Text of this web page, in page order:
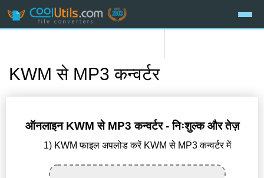
KWM से MP3 कन्वर्टर
ऑनलाइन KWM से MP3 कन्वर्टर - निःशुल्क और तेज़
1) KWM फाइल अपलोड करें KWM से MP3 कन्वर्टर में